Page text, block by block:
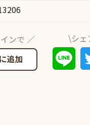
ンで ／
追加
\シェ